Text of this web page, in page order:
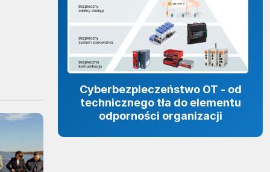
Cyberbezpieczeństwo OT - od
technicznego tła do elementu
odporności organizacji